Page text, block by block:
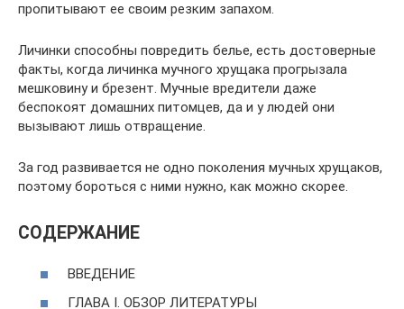
пропитывают ее своим резким запахом.
Личинки способны повредить белье, есть достоверные
факты, когда личинка мучного хрущака прогрызала
мешковину и брезент. Мучные вредители даже
беспокоят домашних питомцев, да и у людей они
вызывают лишь отвращение.
За год развивается не одно поколения мучных хрущаков,
поэтому бороться с ними нужно, как можно скорее.
СОДЕРЖАНИЕ
ВВЕДЕНИЕ
ГЛАВА I. ОБЗОР ЛИТЕРАТУРЫ